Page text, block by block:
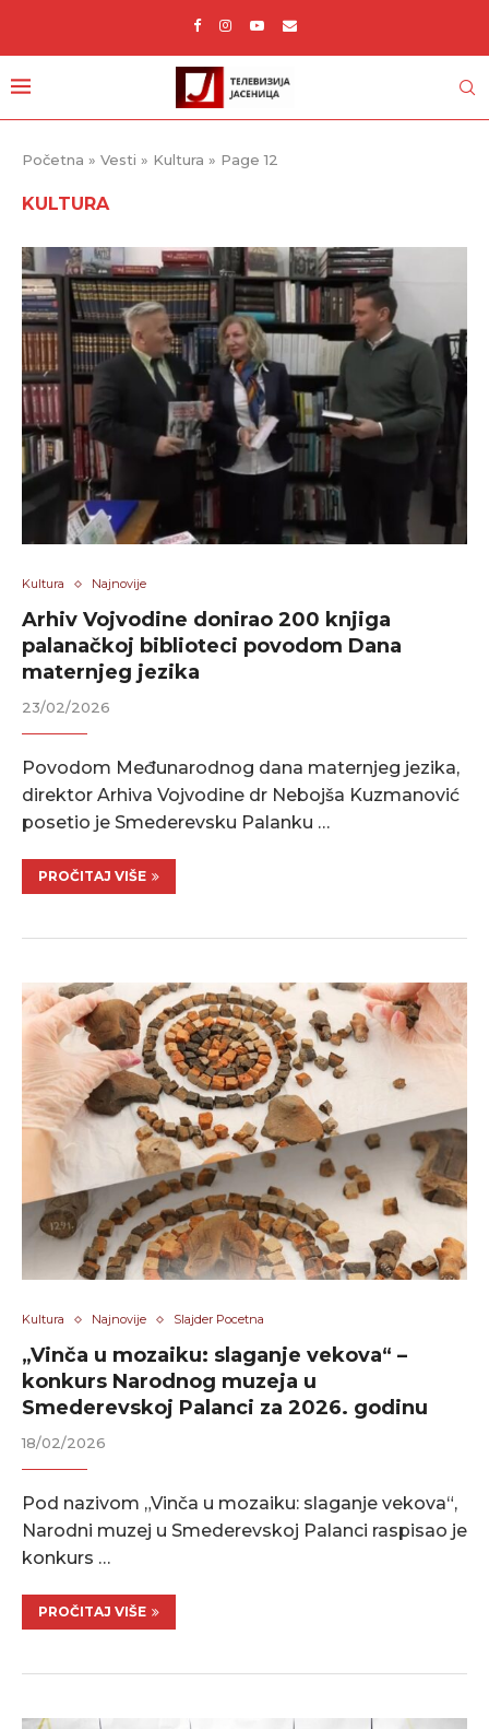
Početna » Vesti » Kultura » Page 12
KULTURA
Kultura Najnovije
Arhiv Vojvodine donirao 200 knjiga
palanačkoj biblioteci povodom Dana
maternjeg jezika
23/02/2026
Povodom Međunarodnog dana maternjeg jezika,
direktor Arhiva Vojvodine dr Nebojša Kuzmanović
posetio je Smederevsku Palanku …
PROČITAJ VIŠE
Kultura Najnovije Slajder Pocetna
„Vinča u mozaiku: slaganje vekova“ –
konkurs Narodnog muzeja u
Smederevskoj Palanci za 2026. godinu
18/02/2026
Pod nazivom „Vinča u mozaiku: slaganje vekova“,
Narodni muzej u Smederevskoj Palanci raspisao je
konkurs …
PROČITAJ VIŠE